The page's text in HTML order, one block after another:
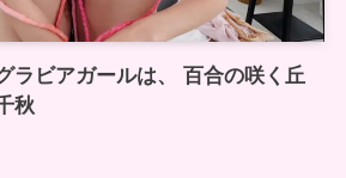
ラビアガールは、 百合の咲く丘
秋